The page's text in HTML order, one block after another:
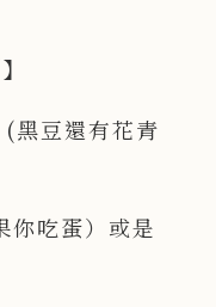
黑豆還有花青
你吃蛋）或是